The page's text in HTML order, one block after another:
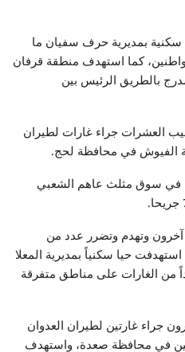
بمديرية حرف سفيان ما
كما استهدف منطقة قرفان
بالطريق الرئيس بين
50 مواطناً وأصيب العشرات جراء غارات لطيران
الفيوش في محافظة لحج.
في سوق مثلث عاهم الشعبي
وتهدم وتضرر عدد من
حيا سكنياً بمديرية المعلا
الغارات على مناطق متفرقة
جراء غارتين لطيران العدوان
في محافظة صعدة، واستهدف